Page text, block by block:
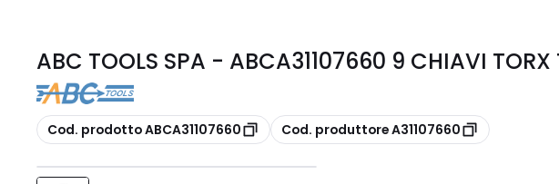
ABC TOOLS SPA - ABCA31107660 9 CHIAVI
copia
Cod. prodotto ABCA31107660 copia
Cod. produttore A31107660